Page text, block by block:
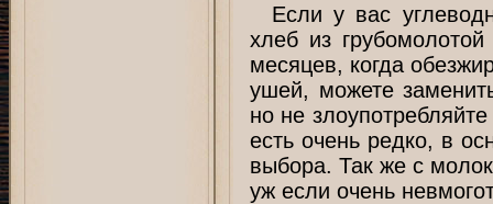
Если у вас
хлеб из
месяцев, когда
ушей, можете
но не
есть очень редко, в
выбора. Так же с
уж если очень